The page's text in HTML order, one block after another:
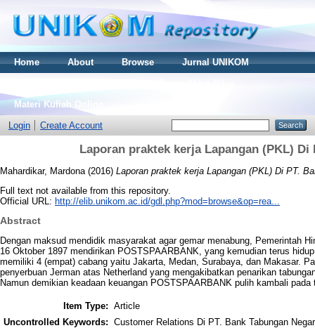
Home About Browse
Jurnal UNIKOM
Materi Kuliah Online
Login
Create Account
Laporan praktek kerja Lapangan (PKL) Di
Mahardikar, Mardona (2016) Laporan praktek kerja Lapangan (PKL) Di PT.
Full text not available from this repository.
Official URL: http://elib.unikom.ac.id/gdl.php?mod=browse&op=rea...
Abstract
Dengan maksud mendidik masyarakat agar gemar menabung, Pemerintah
16 Oktober 1897 mendirikan POSTSPAARBANK, yang kemudian terus
memiliki 4 (empat) cabang yaitu Jakarta, Medan, Surabaya, dan Makasar.
penyerbuan Jerman atas Netherland yang mengakibatkan penarikan
Namun demikian keadaan keuangan POSTSPAARBANK pulih kambali pada
Item Type: Article
Uncontrolled Keywords: Customer Relations Di PT. Bank Tabungan